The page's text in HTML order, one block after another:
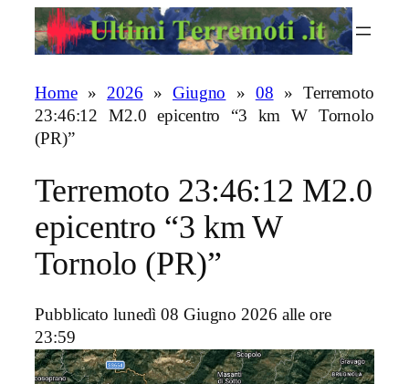
Home» 2026 » Giugno » 08 » Terremoto
23:46:12 M2.0 epicentro “3 km W Tornolo
(PR)”
Terremoto 23:46:12 M2.0
epicentro “3 km W
Tornolo (PR)”
Pubblicato lunedì 08 Giugno 2026 alle ore
23:59